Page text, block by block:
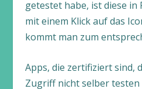
getestet habe, ist diese in
mit einem Klick auf das
kommt man zum
Apps, die zertifiziert sind,
Zugriff nicht selber